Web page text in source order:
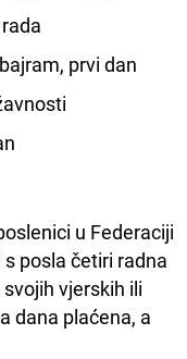
prvi dan
u Federaciji
posla četiri radna
vjerskih ili
dana plaćena, a